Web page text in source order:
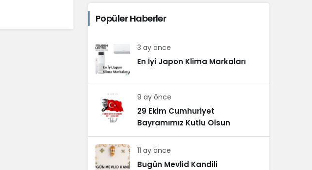
Popüler Haberler
3 ay önce
En İyi Japon Klima Markaları
9 ay önce
29 Ekim Cumhuriyet
Bayramımız Kutlu Olsun
11 ay önce
Bugün Mevlid Kandili